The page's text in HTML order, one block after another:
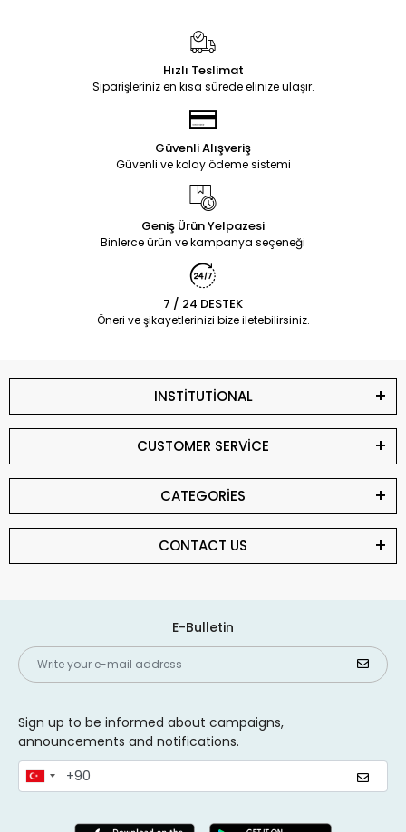
Hızlı Teslimat
Siparişleriniz en kısa sürede elinize ulaşır.
Güvenli Alışveriş
Güvenli ve kolay ödeme sistemi
Geniş Ürün Yelpazesi
Binlerce ürün ve kampanya seçeneği
7 / 24 DESTEK
Öneri ve şikayetlerinizi bize iletebilirsiniz.
INSTİTUTİONAL
CUSTOMER SERVİCE
CATEGORİES
CONTACT US
E-Bulletin
Sign up to be informed about campaigns,
announcements and notifications.